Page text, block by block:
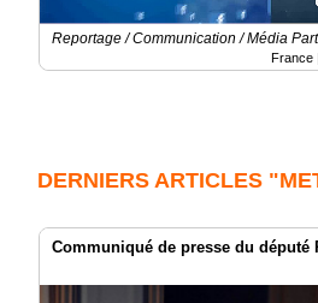
Reportage / Communication / Média
France |
DERNIERS ARTICLES
Communiqué de presse du député